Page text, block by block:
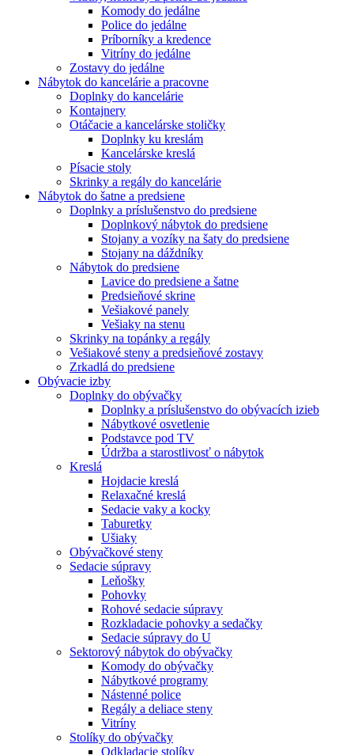
Komody do jedálne
Police do jedálne
Príborníky a kredence
Vitríny do jedálne
Zostavy do jedálne
Nábytok do kancelárie a pracovne
Doplnky do kancelárie
Kontajnery
Otáčacie a kancelárske stoličky
Doplnky ku kreslám
Kancelárske kreslá
Písacie stoly
Skrinky a regály do kancelárie
Nábytok do šatne a predsiene
Doplnky a príslušenstvo do predsiene
Doplnkový nábytok do predsiene
Stojany a vozíky na šaty do predsiene
Stojany na dáždníky
Nábytok do predsiene
Lavice do predsiene a šatne
Predsieňové skrine
Vešiakové panely
Vešiaky na stenu
Skrinky na topánky a regály
Vešiakové steny a predsieňové zostavy
Zrkadlá do predsiene
Obývacie izby
Doplnky do obývačky
Doplnky a príslušenstvo do obývacích izieb
Nábytkové osvetlenie
Podstavce pod TV
Údržba a starostlivosť o nábytok
Kreslá
Hojdacie kreslá
Relaxačné kreslá
Sedacie vaky a kocky
Taburetky
Ušiaky
Obývačkové steny
Sedacie súpravy
Leňošky
Pohovky
Rohové sedacie súpravy
Rozkladacie pohovky a sedačky
Sedacie súpravy do U
Sektorový nábytok do obývačky
Komody do obývačky
Nábytkové programy
Nástenné police
Regály a deliace steny
Vitríny
Stolíky do obývačky
Odkladacie stolíky